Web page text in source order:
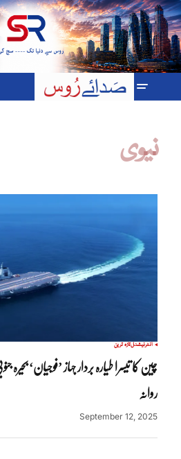
نیوی
انٹرنیشنلتازہ ترین
چین کا تیسرا طیارہ بردار جہاز ’فوجیان‘
روانہ
September 12, 2025